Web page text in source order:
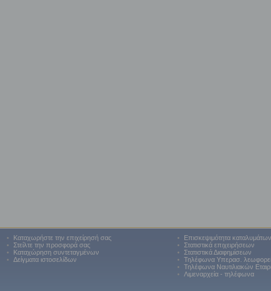
•
Καταχωρήστε την επιχείρησή σας
•
Στείλτε την προσφορά σας
•
Καταχώρηση συντεταγμένων
•
Δείγματα ιστοσελίδων
•
Επισκεψιμότητα καταλυμάτων
•
Στατιστικά επιχειρήσεων
•
Στατιστικά Διαφημίσεων
•
Τηλέφωνα Υπερασ.
•
Τηλέφωνα Ναυτιλιακών
•
Λιμεναρχεία - τηλέφωνα